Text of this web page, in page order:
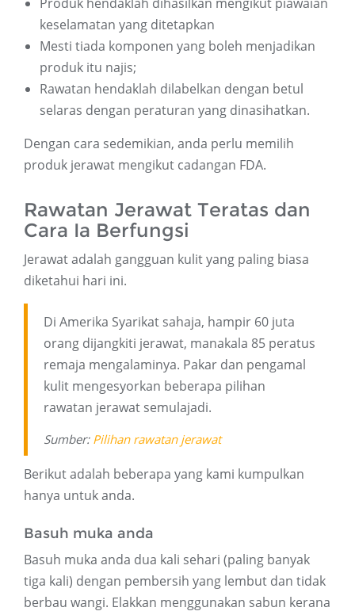
keselamatan yang ditetapkan
Mesti tiada komponen yang boleh menjadikan
produk itu najis;
Rawatan hendaklah dilabelkan dengan betul
selaras dengan peraturan yang dinasihatkan.
Dengan cara sedemikian, anda perlu memilih
produk jerawat mengikut cadangan FDA.
Rawatan Jerawat Teratas dan
Cara Ia Berfungsi
Jerawat adalah gangguan kulit yang paling biasa
diketahui hari ini.
Di Amerika Syarikat sahaja, hampir 60 juta
orang dijangkiti jerawat, manakala 85 peratus
remaja mengalaminya. Pakar dan pengamal
kulit mengesyorkan beberapa pilihan
rawatan jerawat semulajadi.
Sumber: Pilihan rawatan jerawat
Berikut adalah beberapa yang kami kumpulkan
hanya untuk anda.
Basuh muka anda
Basuh muka anda dua kali sehari (paling banyak
tiga kali) dengan pembersih yang lembut dan tidak
berbau wangi. Elakkan menggunakan sabun kerana